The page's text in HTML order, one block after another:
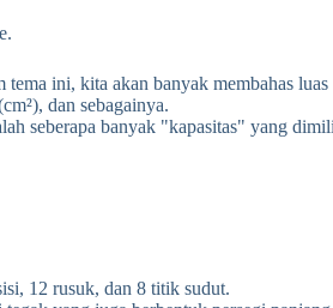
ini, kita akan banyak membahas
dan sebagainya.
seberapa banyak "kapasitas" yang
12 rusuk, dan 8 titik sudut.